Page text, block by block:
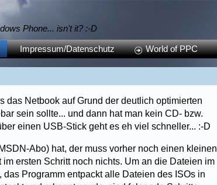
Phone... isn't it? :-D
Impressum/Datenschutz World of PPC
das Netbook auf Grund der deutlich optimierten
sein sollte... und dann hat man kein CD- bzw.
einen USB-Stick geht es eh viel schneller... :-D
Abo) hat, der muss vorher noch einen kleinen
ersten Schritt noch nichts. Um an die Dateien im
das Programm entpackt alle Dateien des ISOs in